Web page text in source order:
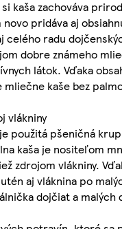
kaša zachováva
pridáva aj
celého radu
dobre známeho
látok. Vďaka
kaše bez
vlákniny
použitá pšeničná
kaša je nositeľom
zdrojom vlákniny.
aj vláknina po
dojčiat a malých